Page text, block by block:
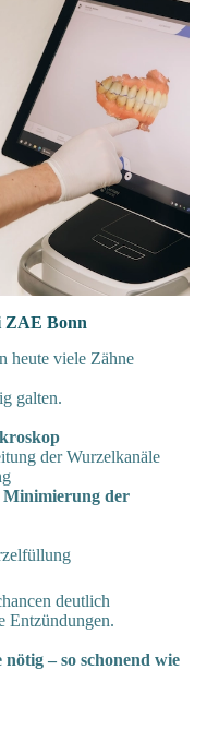
ZAE Bonn
heute viele Zähne
galten.
der Wurzelkanäle
Minimierung der
deutlich
Entzündungen.
– so schonend wie